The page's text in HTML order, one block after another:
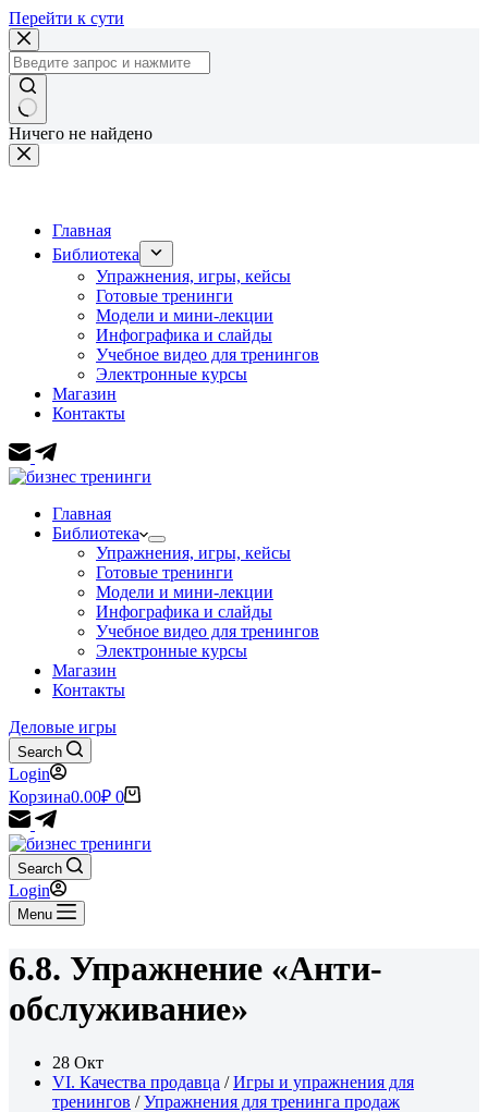
Перейти к сути
Ничего не найдено
Главная
Библиотека
Упражнения, игры, кейсы
Готовые тренинги
Модели и мини-лекции
Инфографика и слайды
Учебное видео для тренингов
Электронные курсы
Магазин
Контакты
Главная
Библиотека
Упражнения, игры, кейсы
Готовые тренинги
Модели и мини-лекции
Инфографика и слайды
Учебное видео для тренингов
Электронные курсы
Магазин
Контакты
Деловые игры
Search
Login
Корзина0.00₽ 0
Search
Login
Menu
6.8. Упражнение «Анти-
обслуживание»
28 Окт
VI. Качества продавца /Игры и упражнения для
тренингов /Упражнения для тренинга продаж